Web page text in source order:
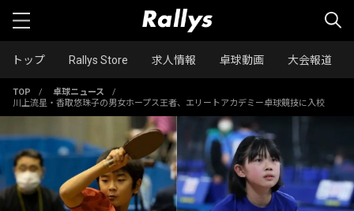
トップ Rallys Store 求人情報 卓球動画 大会報道
TOP / 卓球ニュース
/
川上流星・香取悠珠子の男女ホープス王者、エリートアカデミー卓球競技に入校